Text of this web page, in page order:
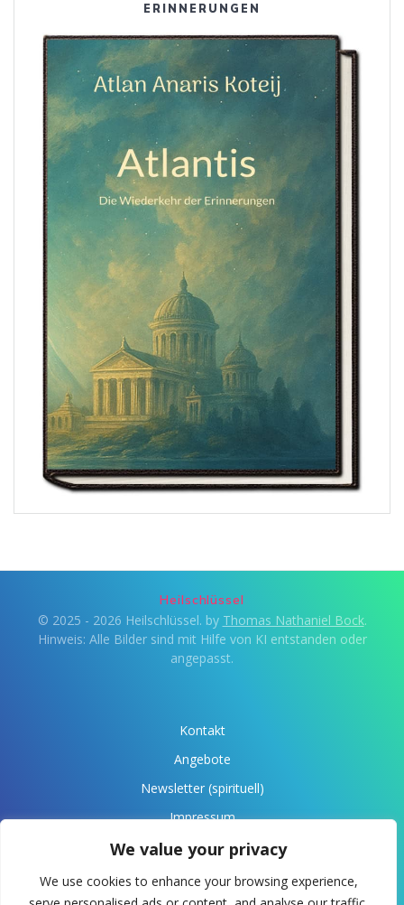
We value your privacy
We use cookies to enhance your browsing experience,
ERINNERUNGEN
Heilschlüssel
© 2025 - 2026 Heilschlüssel. by Thomas Nathaniel Bock.
Hinweis: Alle Bilder sind mit Hilfe von KI entstanden oder
angepasst.
Kontakt
Angebote
Newsletter (spirituell)
Impressum
Datenschutz
Über Anaris